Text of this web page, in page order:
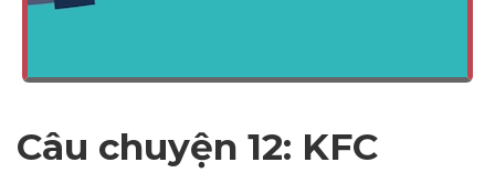
Câu chuyện 12: KFC